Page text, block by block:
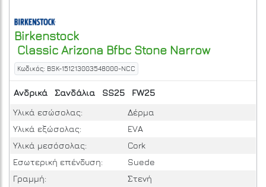
Birkenstock
Classic Arizona Bfbc Stone Narrow
Κωδικός: BSK-151213003548000-NCC
Ανδρικά Σανδάλια SS25
FW25
Υλικά εσώσολας:
Δέρμα
Υλικά εξώσολας:
EVA
Υλικά μεσόσολας:
Cork
Εσωτερική επένδυση:
Suede
Γραμμή:
Στενή